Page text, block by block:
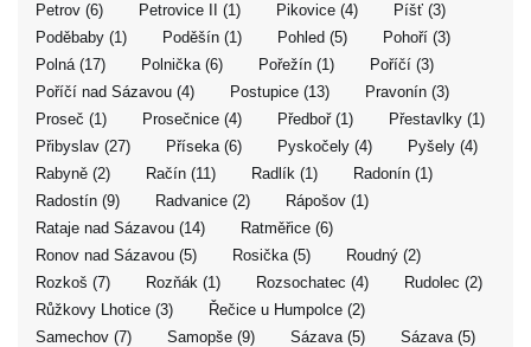
Petrov (6)
Petrovice II (1) Pikovice (4)
Píšť (3)
Poděbaby (1)
Poděšín (1) Pohled (5)
Pohoří (3)
Polná (17)
Polnička (6) Pořežín (1)
Poříčí (3)
Poříčí nad Sázavou (4)
Postupice (13)
Pravonín (3)
Proseč (1)
Prosečnice (4) Předboř (1)
Přestavlky (1)
Přibyslav (27)
Příseka (6) Pyskočely (4)
Pyšely (4)
Rabyně (2)
Račín (11) Radlík (1)
Radonín (1)
Radostín (9)
Radvanice (2)
Rápošov (1)
Rataje nad Sázavou (14)
Ratměřice (6)
Ronov nad Sázavou (5)
Rosička (5)
Roudný (2)
Rozkoš (7)
Rozňák (1) Rozsochatec (4)
Rudolec (2)
Růžkovy Lhotice (3)
Řečice u Humpolce (2)
Samechov (7)
Samopše (9) Sázava (5)
Sázava (5)